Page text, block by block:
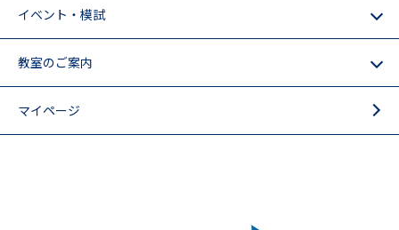
イベント・模試
教室のご案内
マイページ